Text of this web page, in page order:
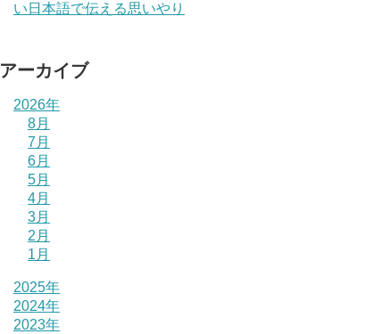
い日本語で伝える思いやり
アーカイブ
2026年
8月
7月
6月
5月
4月
3月
2月
1月
2025年
2024年
2023年